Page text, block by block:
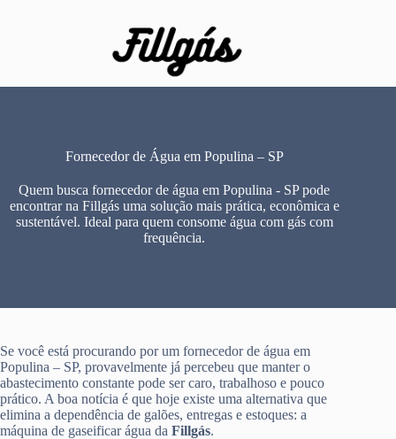
Fornecedor de Água em Populina – SP
Quem busca fornecedor de água em Populina - SP pode
encontrar na Fillgás uma solução mais prática, econômica e
sustentável. Ideal para quem consome água com gás com
frequência.
Se você está procurando por um fornecedor de água em
Populina – SP, provavelmente já percebeu que manter o
abastecimento constante pode ser caro, trabalhoso e pouco
prático. A boa notícia é que hoje existe uma alternativa que
elimina a dependência de galões, entregas e estoques: a
máquina de gaseificar água da Fillgás.